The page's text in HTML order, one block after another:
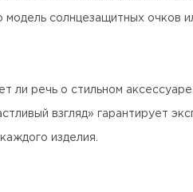
солнцезащитных очков
ли речь о стильном
взгляд» гарантирует
изделия.